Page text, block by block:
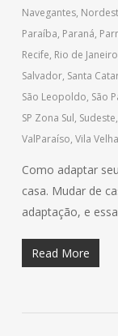
Navegantes,
Paraíba, Paraná,
Recife, Rio de Janeiro
Salvador, Santa
São Leopoldo, São
SP Zona Sul, Sudeste,
ValParaíso, Vila Velha
Como adaptar
casa. Mudar de
adaptação, e
Read More